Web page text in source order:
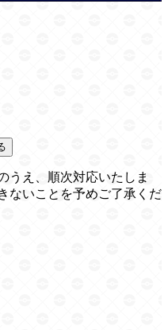
うえ、順次対応いたしま
ないことを予めご了承くだ